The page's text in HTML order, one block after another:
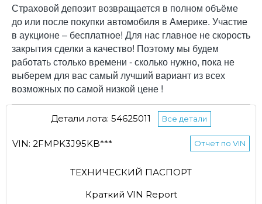
Страховой депозит возвращается в полном объёме
до или после покупки автомобиля в Америке. Участие
в аукционе – бесплатное! Для нас главное не скорость
закрытия сделки а качество! Поэтому мы будем
работать столько времени - сколько нужно, пока не
выберем для вас самый лучший вариант из всех
возможных по самой низкой цене !
Детали лота: 54625011 Все детали
VIN: 2FMPK3J95KB*** Отчет по VIN
ТЕХНИЧЕСКИЙ ПАСПОРТ
Краткий VIN Report